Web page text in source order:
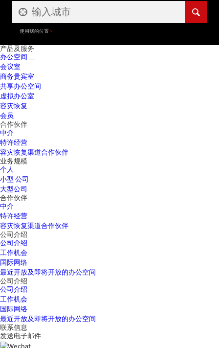
使用我的位置
产品及服务
办公空间
会议室
商务贵宾室
共享办公空间
虚拟办公室
容灾恢复
会员
合作伙伴
中介
特许经营
容灾恢复渠道合作伙伴
业务规模
个人
小型 公司
大型公司
合作伙伴
中介
特许经营
容灾恢复渠道合作伙伴
公司介绍
公司介绍
工作机会
国际网络
最近开放及即将开放的办公空间
公司介绍
公司介绍
工作机会
国际网络
最近开放及即将开放的办公空间
联系信息
发送电子邮件